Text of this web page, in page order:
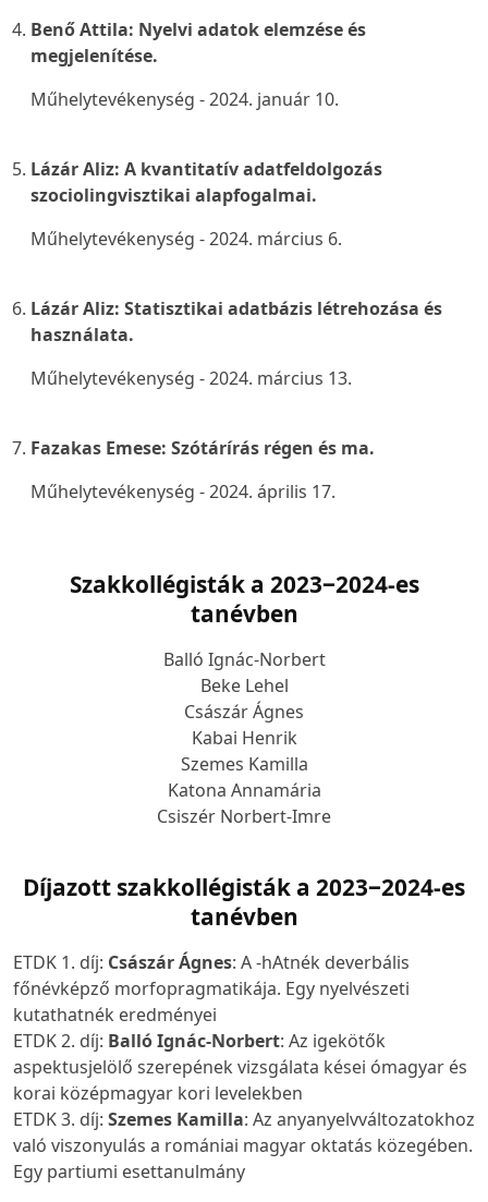
Benő Attila: Nyelvi adatok elemzése és
megjelenítése.
Műhelytevékenység - 2024. január 10.
Lázár Aliz: A kvantitatív adatfeldolgozás
szociolingvisztikai alapfogalmai.
Műhelytevékenység - 2024. március 6.
Lázár Aliz: Statisztikai adatbázis létrehozása és
használata.
Műhelytevékenység - 2024. március 13.
Fazakas Emese: Szótárírás régen és ma.
Műhelytevékenység - 2024. április 17.
Szakkollégisták a 2023‒2024-es
tanévben
Balló Ignác-Norbert
Beke Lehel
Császár Ágnes
Kabai Henrik
Szemes Kamilla
Katona Annamária
Csiszér Norbert-Imre
Díjazott szakkollégisták a 2023‒2024-es
tanévben
ETDK 1. díj: Császár Ágnes: A -hAtnék deverbális
főnévképző morfopragmatikája. Egy nyelvészeti
kutathatnék eredményei
ETDK 2. díj: Balló Ignác-Norbert: Az igekötők
aspektusjelölő szerepének vizsgálata kései ómagyar és
korai középmagyar kori levelekben
ETDK 3. díj: Szemes Kamilla: Az anyanyelvváltozatokhoz
való viszonyulás a romániai magyar oktatás közegében.
Egy partiumi esettanulmány